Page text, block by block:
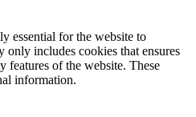
essential for the website to
includes cookies that ensures
features of the website. These
information.